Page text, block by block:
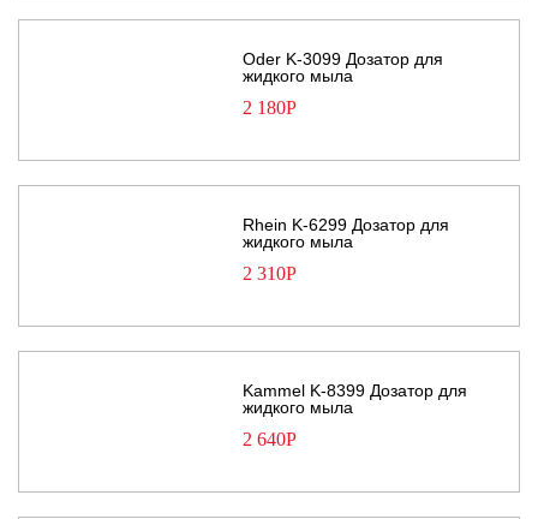
Oder K-3099 Дозатор для
жидкого мыла
2 180Р
Rhein K-6299 Дозатор для
жидкого мыла
2 310Р
Kammel K-8399 Дозатор для
жидкого мыла
2 640Р